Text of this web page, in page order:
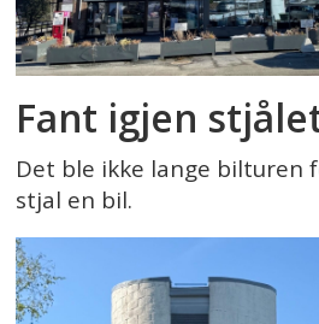
Fant igjen
Det ble ikke lange bilturen
stjal en bil.